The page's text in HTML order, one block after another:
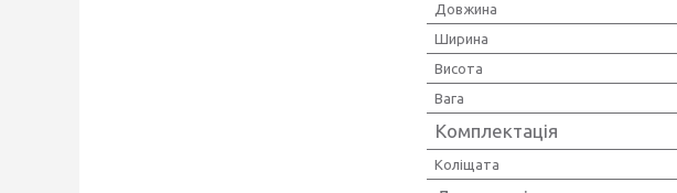
Довжина
Ширина
Висота
Вага
Комплектація
Коліщата